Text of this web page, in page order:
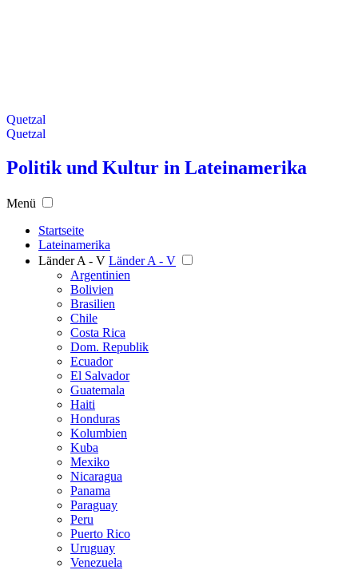
Quetzal
Quetzal
Politik und Kultur in Lateinamerika
Menü
Startseite
Lateinamerika
Länder A - V Länder A - V
Argentinien
Bolivien
Brasilien
Chile
Costa Rica
Dom. Republik
Ecuador
El Salvador
Guatemala
Haiti
Honduras
Kolumbien
Kuba
Mexiko
Nicaragua
Panama
Paraguay
Peru
Puerto Rico
Uruguay
Venezuela